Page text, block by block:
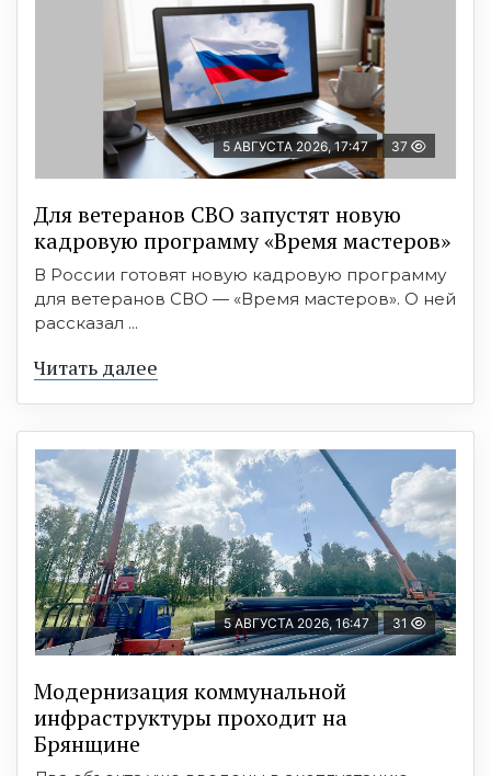
5 АВГУСТА 2026, 17:47 37
Для ветеранов СВО запустят новую
кадровую программу «Время мастеров»
В России готовят новую кадровую программу
для ветеранов СВО — «Время мастеров». О ней
рассказал ...
Читать далее
5 АВГУСТА 2026, 16:47 31
Модернизация коммунальной
инфраструктуры проходит на
Брянщине